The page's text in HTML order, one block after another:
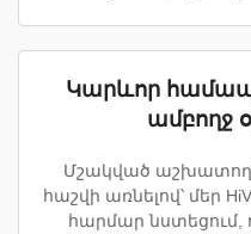
Կարևոր
ամբողջ
Մշակված
հաշվի առնելով՝ մեր
հարմար նստեցում,